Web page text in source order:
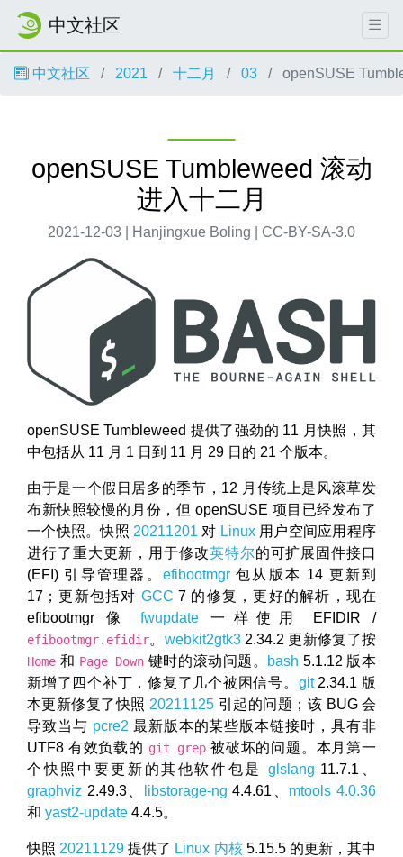
中文社区
中文社区 2021 十二月 03 openSUSE
openSUSE Tumbleweed 滚动
进入十二月
2021-12-03 | Hanjingxue Boling | CC-BY-SA-3.0
openSUSE Tumbleweed 提供了强劲的 11 月快照，其
中包括从 11 月 1 日到 11 月 29 日的 21 个版本。
由于是一个假日居多的季节，12 月传统上是风滚草发
布新快照较慢的月份，但 openSUSE 项目已经发布了
一个快照。快照 20211201 对 Linux用户空间应用程序
进行了重大更新，用于修改英特尔的可扩展固件接口
(EFI) 引导管理器。 efibootmgr包从版本 14 更新到
17；更新包括对 GCC 7 的修复，更好的解析，现在
efibootmgr 像fwupdate 一样使用 EFIDIR /
efibootmgr.efidir。 webkit2gtk32.34.2 更新修复了按
Home 和 Page Down 键时的滚动问题。 bash 5.1.12 版本
新增了四个补丁，修复了几个被困信号。 git2.34.1 版
本更新修复了快照 20211125 引起的问题；该 BUG 会
导致当与 pcre2 最新版本的某些版本链接时，具有非
UTF8 有效负载的 git grep 被破坏的问题。本月第一
个快照中要更新的其他软件包是 glslang 11.7.1、
graphviz 2.49.3、 libstorage-ng 4.4.61、 mtools 4.0.36
和 yast2-update 4.4.5。
快照 20211129 提供了 Linux 内核5.15.5 的更新，其中